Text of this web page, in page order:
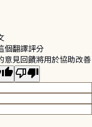
個翻譯評分
意見回饋將用於協助改